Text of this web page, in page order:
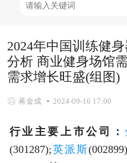
2024年中国训练健
分析 商业健身场馆
需求增长旺盛(组图)
蒋金成 2024-09-16 17:00
行业主要上市公司：
(301287);英派斯